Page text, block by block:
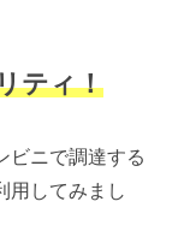
ティ！
ビニで調達する
してみまし